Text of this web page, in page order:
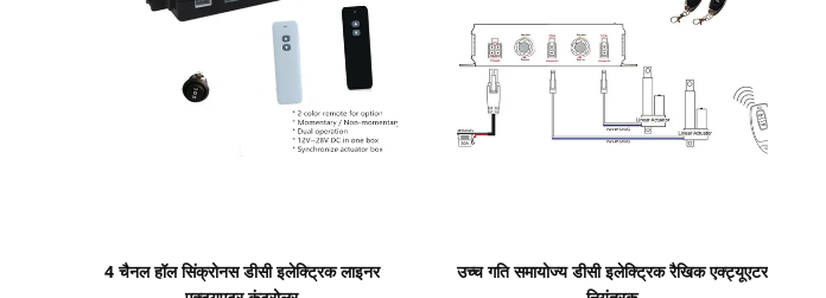
4 चैनल हॉल सिंक्रोनस डीसी इलेक्ट्रिक लाइनर
उच्च गति समायोज्य डीसी इलेक्ट्रिक रैखिक एक्ट्यूएटर